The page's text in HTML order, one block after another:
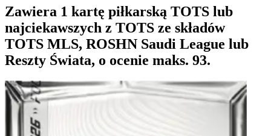
Zawiera 1 kartę piłkarską TOTS lub
najciekawszych z TOTS ze składów
TOTS MLS, ROSHN Saudi League lub
Reszty Świata, o ocenie maks. 93.